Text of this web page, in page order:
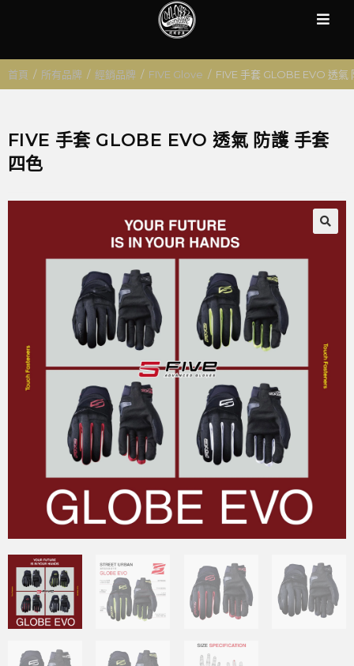
首頁 / 所有品牌 / 經銷品牌 / FIVE Glove / FIVE 手套 GLOBE EVO 透氣
FIVE 手套 GLOBE EVO 透氣 防護 手套
四色